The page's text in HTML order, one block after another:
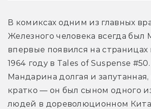
В комиксах одним из главных
Железного человека всегда был
впервые появился на страницах
1964 году в Tales of Suspense
Мандарина долгая и запутанная,
кратко — он был сыном одного
людей в дореволюционном